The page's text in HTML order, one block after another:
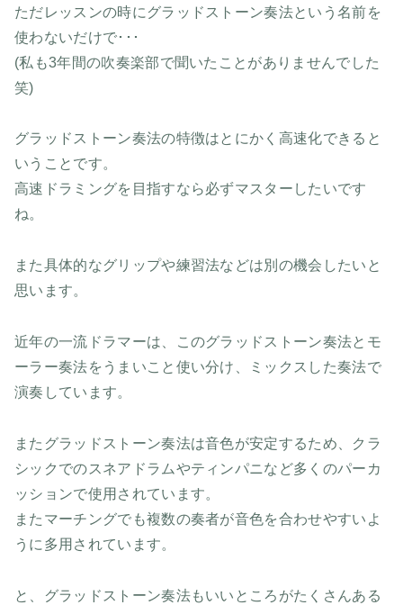
ただレッスンの時にグラッドストーン奏法という名前を
使わないだけで･･･
(私も3年間の吹奏楽部で聞いたことがありませんでした
笑)
グラッドストーン奏法の特徴はとにかく高速化できると
いうことです。
高速ドラミングを目指すなら必ずマスターしたいです
ね。
また具体的なグリップや練習法などは別の機会したいと
思います。
近年の一流ドラマーは、このグラッドストーン奏法とモ
ーラー奏法をうまいこと使い分け、ミックスした奏法で
演奏しています。
またグラッドストーン奏法は音色が安定するため、クラ
シックでのスネアドラムやティンパニなど多くのパーカ
ッションで使用されています。
またマーチングでも複数の奏者が音色を合わせやすいよ
うに多用されています。
と、グラッドストーン奏法もいいところがたくさんある